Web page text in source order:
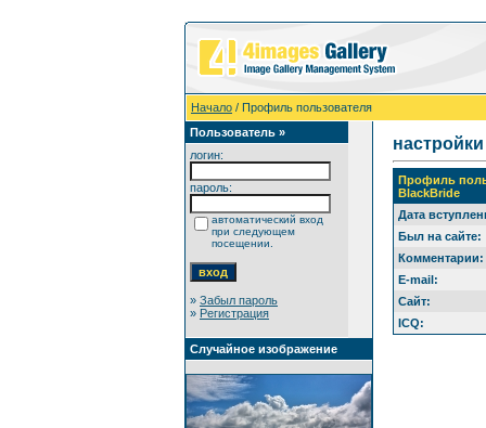
Начало / Профиль пользователя
Пользователь »
логин:
пароль:
автоматический вход
при следующем
посещении.
» Забыл пароль
» Регистрация
Случайное изображение
настройки
Профиль
BlackBride
Дата
Был на сайте:
Комментарии:
E-mail:
Сайт:
ICQ: